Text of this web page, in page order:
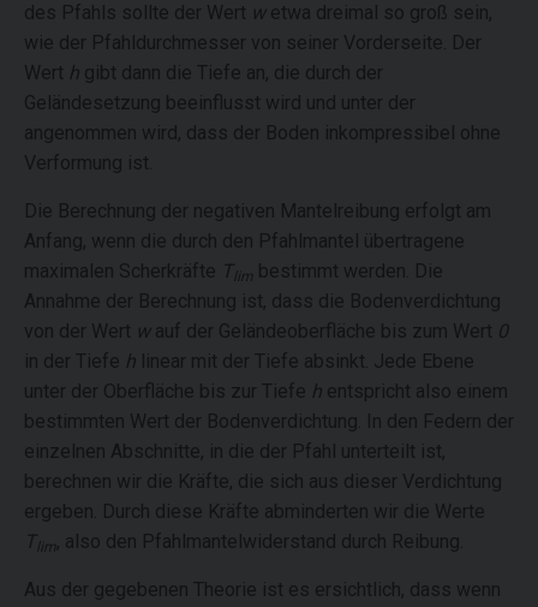
des Pfahls sollte der Wert wetwa dreimal so groß sein,
wie der Pfahldurchmesser von seiner Vorderseite. Der
Wert h gibt dann die Tiefe an, die durch der
Geländesetzung beeinflusst wird und unter der
angenommen wird, dass der Boden inkompressibel ohne
Verformung ist.
Die Berechnung der negativen Mantelreibung erfolgt am
Anfang, wenn die durch den Pfahlmantel übertragene
maximalen Scherkräfte Tlim bestimmt werden. Die
Annahme der Berechnung ist, dass die Bodenverdichtung
von der Wert wauf der Geländeoberfläche bis zum Wert 0
in der Tiefe h linear mit der Tiefe absinkt. Jede Ebene
unter der Oberfläche bis zur Tiefe h entspricht also einem
bestimmten Wert der Bodenverdichtung. In den Federn der
einzelnen Abschnitte, in die der Pfahl unterteilt ist,
berechnen wir die Kräfte, die sich aus dieser Verdichtung
ergeben. Durch diese Kräfte abminderten wir die Werte
Tlim, also den Pfahlmantelwiderstand durch Reibung.
Aus der gegebenen Theorie ist es ersichtlich, dass wenn